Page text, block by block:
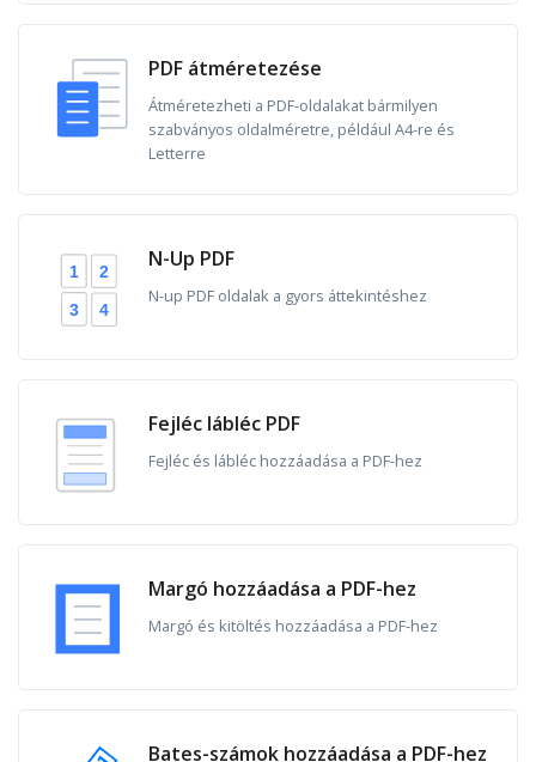
PDF átméretezése
Átméretezheti a PDF-oldalakat bármilyen
szabványos oldalméretre, például A4-re és
Letterre
1 2
3 4
N-Up PDF
N-up PDF oldalak a gyors áttekintéshez
Fejléc lábléc PDF
Fejléc és lábléc hozzáadása a PDF-hez
Margó hozzáadása a PDF-hez
Margó és kitöltés hozzáadása a PDF-hez
Bates-számok hozzáadása a PDF-hez